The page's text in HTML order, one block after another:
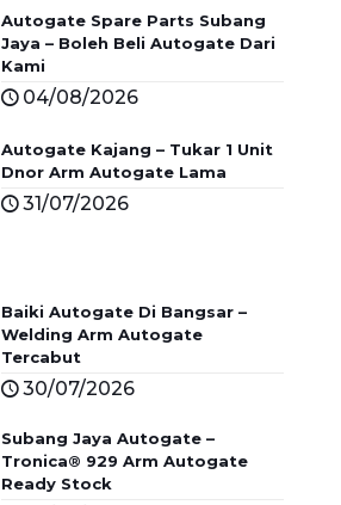
Autogate Spare Parts Subang
Jaya – Boleh Beli Autogate Dari
Kami
04/08/2026
Autogate Kajang – Tukar 1 Unit
Dnor Arm Autogate Lama
31/07/2026
Baiki Autogate Di Bangsar –
Welding Arm Autogate
Tercabut
30/07/2026
Subang Jaya Autogate –
Tronica® 929 Arm Autogate
Ready Stock